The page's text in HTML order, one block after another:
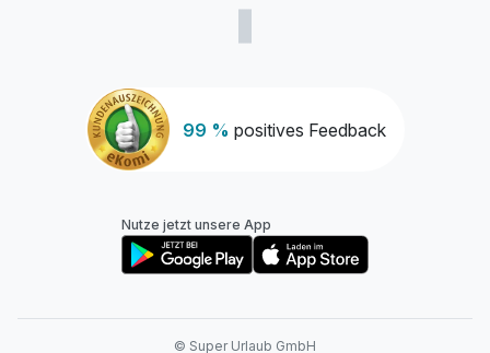
99 % positives Feedback
Nutze jetzt unsere App
© Super Urlaub GmbH